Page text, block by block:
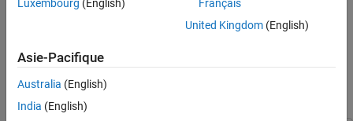
Dans cet exemple, vous allez créer une fonction MATLAB
permettant au modèle d’un système de batterie rechargeable de
gérer une puissance variable en entrée lorsqu’il est connecté à un
chargeur.
Ouvrir le modèle
Luxembourg (English)
Français
United Kingdom(English)
Asie-Pacifique
Australia (English)
India (English)